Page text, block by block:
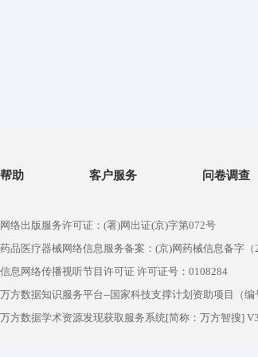
帮助 客户服务 问卷调查
网络出版服务许可证：(署)网出证(京)字第072号
药品医疗器械网络信息服务备案：(京)网药械信息备字（
信息网络传播视听节目许可证 许可证号：0108284
万方数据知识服务平台--国家科技支撑计划资助项目（编
万方数据学术资源发现获取服务系统[简称：万方智搜]